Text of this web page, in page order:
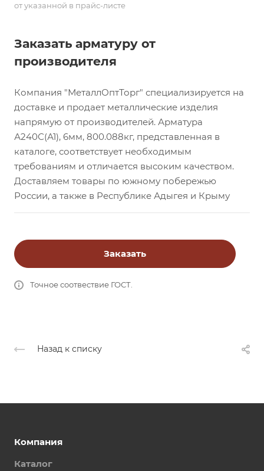
от указанной в прайс-листе
Заказать арматуру от
производителя
Компания "МеталлОптТорг" специализируется на
доставке и продает металлические изделия
напрямую от производителей. Арматура
А240С(А1), 6мм, 800.088кг, представленная в
каталоге, соответствует необходимым
требованиям и отличается высоким качеством.
Доставляем товары по южному побережью
России, а также в Республике Адыгея и Крыму
Заказать
Точное соотвествие ГОСТ.
Назад к списку
Компания
Каталог